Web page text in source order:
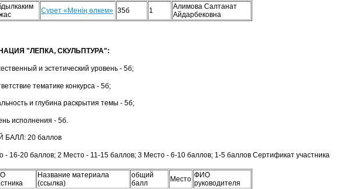
Сурет «Менің өлкем» 35б 1
Алимова Салтанат
Айдарбековна
"ЛЕПКА, СКУЛЬПТУРА":
и эстетический уровень - 5б;
тематике конкурса - 5б;
и глубина раскрытия темы - 5б;
исполнения - 5б.
20 баллов
- 16-20 баллов; 2 Место - 11-15 баллов; 3 Место - 6-10 баллов; 1-5 баллов Сертификат участника
Название материала
(ссылка)
общий
балл
Место ФИО
руководителя